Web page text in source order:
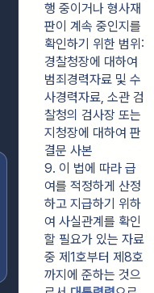
행 중이거나 형사재
판이 계속 중인지를
확인하기 위한 범위:
경찰청장에 대하여
범죄경력자료 및 수
사경력자료, 소관 검
찰청의 검사장 또는
지청장에 대하여 판
결문 사본
9. 이 법에 따라 급
여를 적정하게 산정
하고 지급하기 위하
여 사실관계를 확인
할 필요가 있는 자료
중 제1호부터 제8호
까지에 준하는 것으